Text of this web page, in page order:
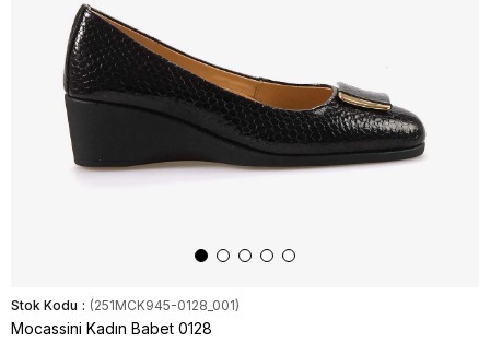
Stok Kodu (251MCK945-0128_001)
Mocassini Kadın Babet 0128